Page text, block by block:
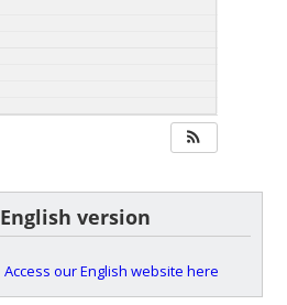
English version
Access our English website here